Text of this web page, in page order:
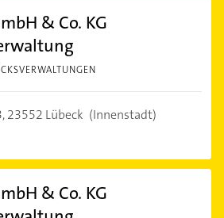
& Co. KG
23552 Lübeck (Innenstadt)
& Co. KG